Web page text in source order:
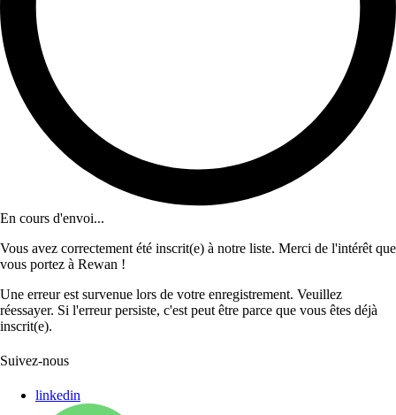
En cours d'envoi...
Vous avez correctement été inscrit(e) à notre liste. Merci de l'intérêt que
vous portez à Rewan !
Une erreur est survenue lors de votre enregistrement. Veuillez
réessayer. Si l'erreur persiste, c'est peut être parce que vous êtes déjà
inscrit(e).
Suivez-nous
linkedin